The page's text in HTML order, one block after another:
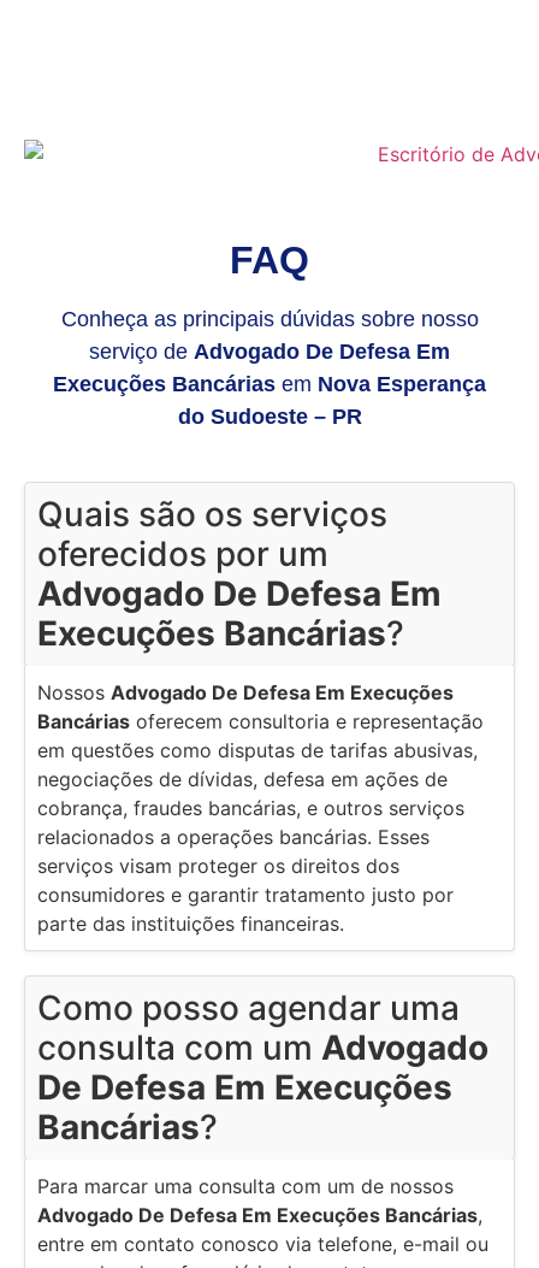
FAQ
Conheça as principais dúvidas sobre nosso
serviço de Advogado De Defesa Em
Execuções Bancárias em Nova Esperança
do Sudoeste – PR
Quais são os serviços
oferecidos por um
Advogado De Defesa Em
Execuções Bancárias?
Nossos Advogado De Defesa Em Execuções
Bancárias oferecem consultoria e representação
em questões como disputas de tarifas abusivas,
negociações de dívidas, defesa em ações de
cobrança, fraudes bancárias, e outros serviços
relacionados a operações bancárias. Esses
serviços visam proteger os direitos dos
consumidores e garantir tratamento justo por
parte das instituições financeiras.
Como posso agendar uma
consulta com um Advogado
De Defesa Em Execuções
Bancárias?
Para marcar uma consulta com um de nossos
Advogado De Defesa Em Execuções Bancárias,
entre em contato conosco via telefone, e-mail ou